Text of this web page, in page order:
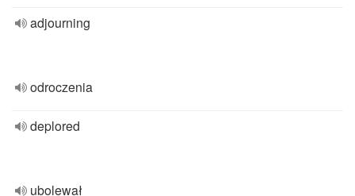
adjourning
odroczenia
deplored
ubolewał